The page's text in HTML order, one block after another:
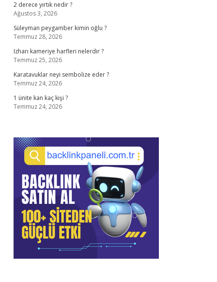
2 derece yırtık nedir ?
Ağustos 3, 2026
Süleyman peygamber kimin oğlu ?
Temmuz 28, 2026
Izharı kameriye harfleri nelerdir ?
Temmuz 25, 2026
Karatavuklar neyi sembolize eder ?
Temmuz 24, 2026
1 ünite kan kaç kişi ?
Temmuz 24, 2026